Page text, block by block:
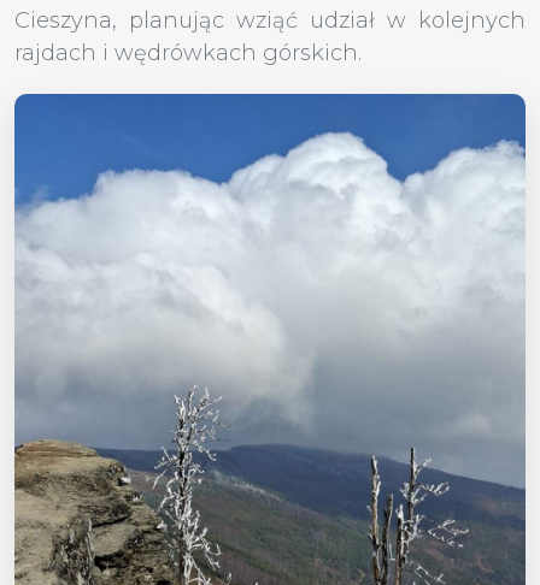
Cieszyna, planując wziąć udział w kolejnych
rajdach i wędrówkach górskich.